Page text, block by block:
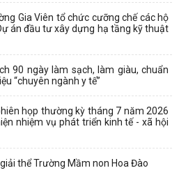
Gia Viên tổ chức cưỡng chế các hộ
án đầu tư xây dựng hạ tầng kỹ thuật
90 ngày làm sạch, làm giàu, chuẩn
“chuyên ngành y tế”
họp thường kỳ tháng 7 năm 2026
nhiệm vụ phát triển kinh tế - xã hội
thể Trường Mầm non Hoa Đào